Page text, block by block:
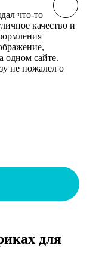
что-то
качество и
одном сайте.
не пожалел о
для